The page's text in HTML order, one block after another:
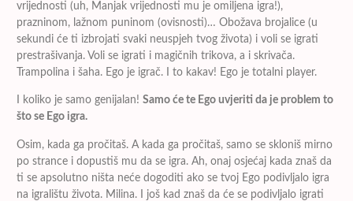
vrijednosti (uh, Manjak vrijednosti mu je omiljena igra!),
prazninom, lažnom puninom (ovisnosti)… Obožava brojalice (u
sekundi će ti izbrojati svaki neuspjeh tvog života) i voli se igrati
prestrašivanja. Voli se igrati i magičnih trikova, a i skrivača.
Trampolina i šaha. Ego je igrač. I to kakav! Ego je totalni player.
I koliko je samo genijalan! Samo će te Ego uvjeriti da je problem to
što se Ego igra.
Osim, kada ga pročitaš. A kada ga pročitaš, samo se skloniš mirno
po strance i dopustiš mu da se igra. Ah, onaj osjećaj kada znaš da
ti se apsolutno ništa neće dogoditi ako se tvoj Ego podivljalo igra
na igralištu života. Milina. I još kad znaš da će se podivljalo igrati